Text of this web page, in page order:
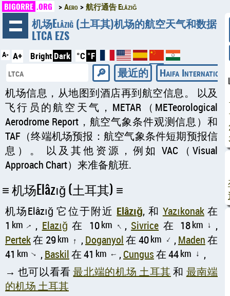
BIGORRE .ORG Aero 航行通告 Elâzığ
机场Elâzığ (土耳其)机场的航空天气和数据
LTCA EZS
A- A+ Bright Dark °C °F
最近的
Haifa
机场信息，从地图到酒店再到航空信息。 以及
飞行员的航空天气，METAR（METeorological
Aerodrome Report，航空气象条件观测信息）和
TAF（终端机场预报：航空气象条件短期预报信
息）。 以及其他资源，例如 VAC（Visual
Approach Chart）来准备航班.
机场Elâzığ (土耳其)
机场Elâzığ 它位于附近 Elâzığ, 和 Yazıkonak在
1 km ↑ , Elazığ 在 10km ↑ , Sivrice 在 18km ↑ ,
Pertek在 29km ↑ ,Doganyol在 40km ↑ ,Maden在
41 km ↑ ,Baskil在 41 km ↑ ,Cungus在 44km ↑ ,
→ 也可以看看最北端的机场 土耳其和 最南端
的机场 土耳其